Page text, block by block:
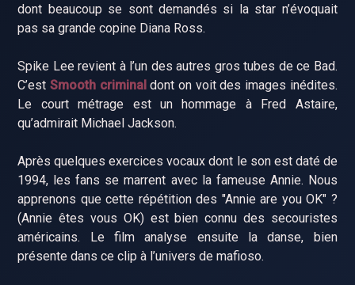
dont beaucoup se sont demandés si la star n’évoquait
pas sa grande copine Diana Ross.
Spike Lee revient à l’un des autres gros tubes de ce Bad.
C’estSmooth criminaldont on voit des images inédites.
Le court métrage est un hommage à Fred Astaire,
qu’admirait Michael Jackson.
Après quelques exercices vocaux dont le son est daté de
1994, les fans se marrent avec la fameuse Annie. Nous
apprenons que cette répétition des "Annie are you OK" ?
(Annie êtes vous OK) est bien connu des secouristes
américains. Le film analyse ensuite la danse, bien
présente dans ce clip à l’univers de mafioso.